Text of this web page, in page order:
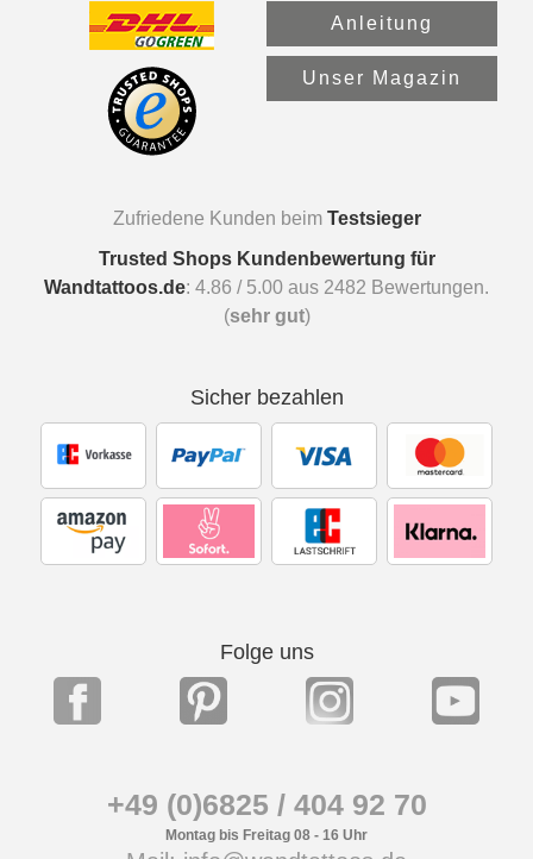
Anleitung
Unser Magazin
Zufriedene Kunden beim Testsieger
Trusted Shops Kundenbewertung für
Wandtattoos.de: 4.86 / 5.00 aus 2482 Bewertungen.
(sehr gut)
Sicher bezahlen
Folge uns
+49 (0)6825 / 404 92 70
Montag bis Freitag 08 - 16 Uhr